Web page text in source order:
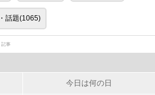
話題(1065)
記事
今日は何の日